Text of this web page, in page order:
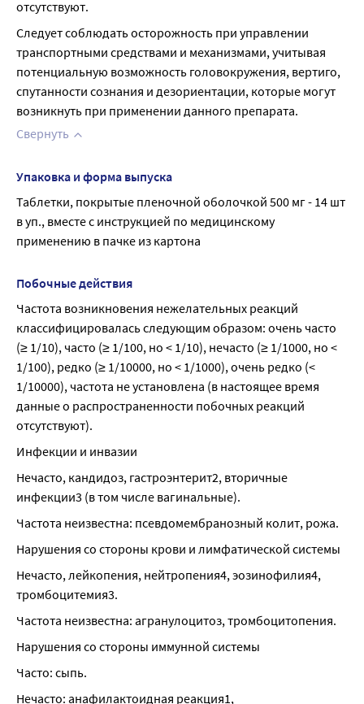
отсутствуют.
Следует соблюдать осторожность при управлении
транспортными средствами и механизмами, учитывая
потенциальную возможность головокружения, вертиго,
спутанности сознания и дезориентации, которые могут
возникнуть при применении данного препарата.
Свернуть
Упаковка и форма выпуска
Таблетки, покрытые пленочной оболочкой 500 мг - 14 шт
в уп., вместе с инструкцией по медицинскому
применению в пачке из картона
Побочные действия
Частота возникновения нежелательных реакций
классифицировалась следующим образом: очень часто
(≥ 1/10), часто (≥ 1/100, но < 1/10), нечасто (≥ 1/1000, но <
1/100), редко (≥ 1/10000, но < 1/1000), очень редко (<
1/10000), частота не установлена (в настоящее время
данные о распространенности побочных реакций
отсутствуют).
Инфекции и инвазии
Нечасто, кандидоз, гастроэнтерит2, вторичные
инфекции3 (в том числе вагинальные).
Частота неизвестна: псевдомембранозный колит, рожа.
Нарушения со стороны крови и лимфатической системы
Нечасто, лейкопения, нейтропения4, эозинофилия4,
тромбоцитемия3.
Частота неизвестна: агранулоцитоз, тромбоцитопения.
Нарушения со стороны иммунной системы
Часто: сыпь.
Нечасто: анафилактоидная реакция1,